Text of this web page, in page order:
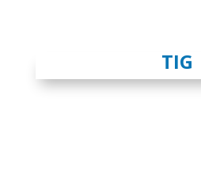
TIG